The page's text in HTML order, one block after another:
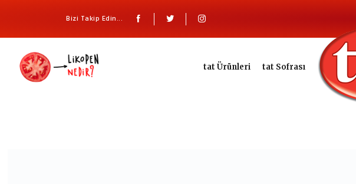
Bizi Takip Edin...
tat Ürünleri tat Sofrası